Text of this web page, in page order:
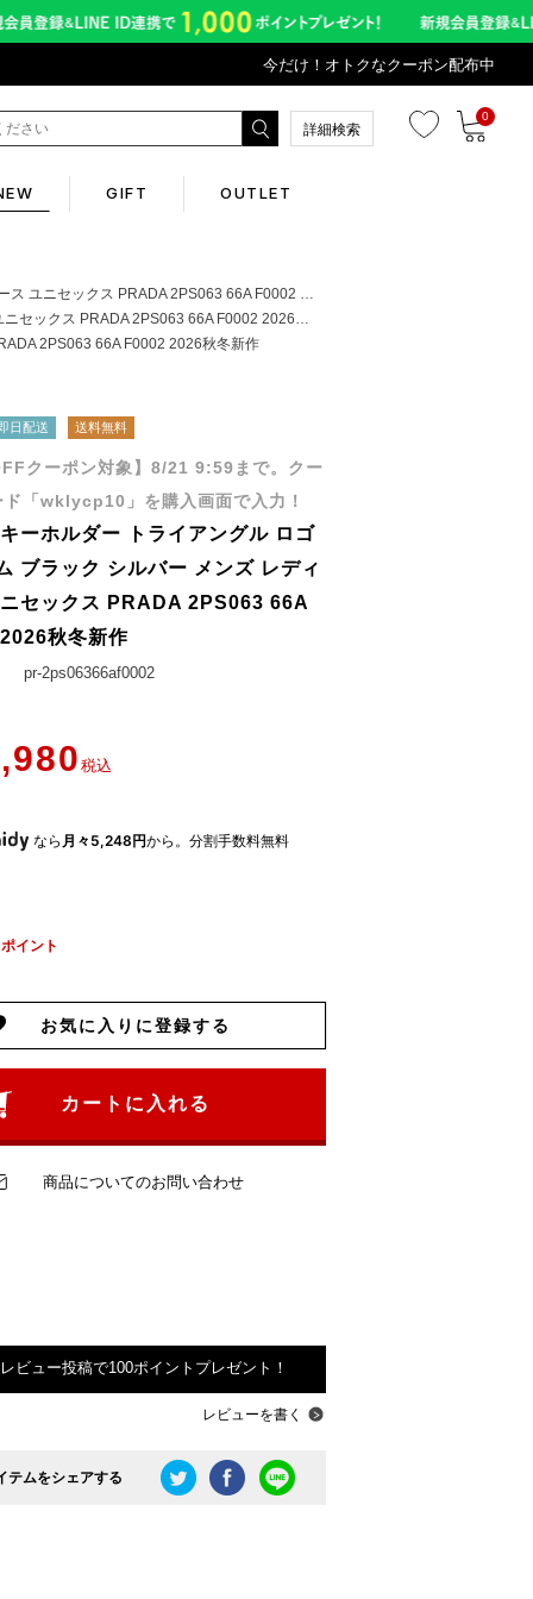
今だけ！オトクなクーポン配布中
詳細検索
0
GIFT OUTLET
Corporate
abox
ックス PRADA 2PS063 66A F0002 2026秋冬新作
クス PRADA 2PS063 66A F0002 2026秋冬新作
2PS063 66A F0002 2026秋冬新作
日配送 送料無料
クーポン対象】8/21 9:59まで。クー
ド「wklycp10」を購入画面で入力！
ーホルダー トライアングル ロゴ
ブラック シルバー メンズ レディ
セックス PRADA 2PS063 66A
秋冬新作
pr-2ps06366af0002
税込
なら 月々5,248円から。分割手数料無料
ポイント
お気に入りに登録する
カートに入れる
商品についてのお問い合わせ
ビュー投稿で100ポイントプレゼント！
レビューを書く
テムをシェアする